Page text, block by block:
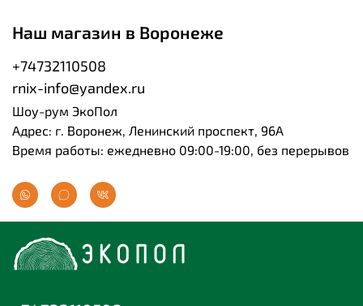
Наш магазин в Воронеже
+74732110508
rnix-info@yandex.ru
Шоу-рум ЭкоПол
Адрес: г. Воронеж, Ленинский проспект, 96А
Время работы: ежедневно 09:00-19:00, без перерывов